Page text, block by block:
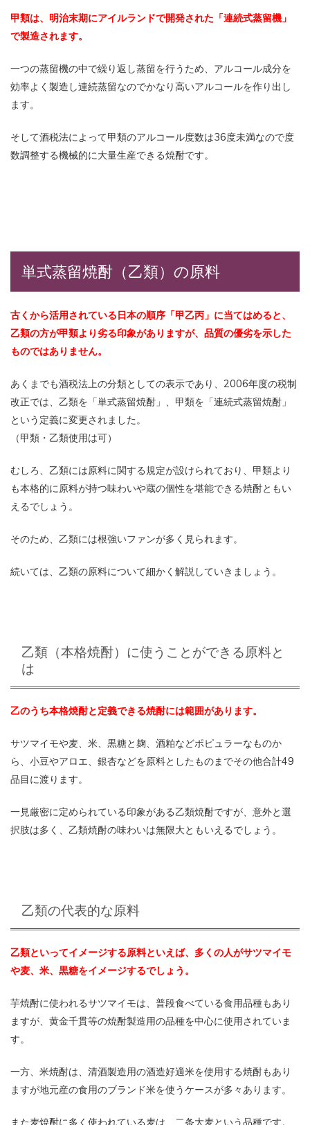
甲類は、明治末期にアイルランドで開発された「連続式蒸留機」
で製造されます。
一つの蒸留機の中で繰り返し蒸留を行うため、アルコール成分を
効率よく製造し連続蒸留なのでかなり高いアルコールを作り出し
ます。
そして酒税法によって甲類のアルコール度数は36度未満なので度
数調整する機械的に大量生産できる焼酎です。
単式蒸留焼酎（乙類）の原料
古くから活用されている日本の順序「甲乙丙」に当てはめると、
乙類の方が甲類より劣る印象がありますが、品質の優劣を示した
ものではありません。
あくまでも酒税法上の分類としての表示であり、2006年度の税制
改正では、乙類を「単式蒸留焼酎」、甲類を「連続式蒸留焼酎」
という定義に変更されました。
（甲類・乙類使用は可）
むしろ、乙類には原料に関する規定が設けられており、甲類より
も本格的に原料が持つ味わいや蔵の個性を堪能できる焼酎ともい
えるでしょう。
そのため、乙類には根強いファンが多く見られます。
続いては、乙類の原料について細かく解説していきましょう。
乙類（本格焼酎）に使うことができる原料と
は
乙のうち本格焼酎と定義できる焼酎には範囲があります。
サツマイモや麦、米、黒糖と麹、酒粕などポピュラーなものか
ら、小豆やアロエ、銀杏などを原料としたものまでその他合計49
品目に渡ります。
一見厳密に定められている印象がある乙類焼酎ですが、意外と選
択肢は多く、乙類焼酎の味わいは無限大ともいえるでしょう。
乙類の代表的な原料
乙類といってイメージする原料といえば、多くの人がサツマイモ
や麦、米、黒糖をイメージするでしょう。
芋焼酎に使われるサツマイモは、普段食べている食用品種もあり
ますが、黄金千貫等の焼酎製造用の品種を中心に使用されていま
す。
一方、米焼酎は、清酒製造用の酒造好適米を使用する焼酎もあり
ますが地元産の食用のブランド米を使うケースが多々あります。
また麦焼酎に多く使われている麦は、二条大麦という品種です。